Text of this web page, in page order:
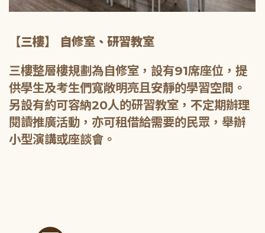
【三樓】 自修室、研習教室
三樓整層樓規劃為自修室，設有91席座位，提
供學生及考生們寬敞明亮且安靜的學習空間。
另設有約可容納20人的研習教室，不定期辦理
閱讀推廣活動，亦可租借給需要的民眾，舉辦
小型演講或座談會。